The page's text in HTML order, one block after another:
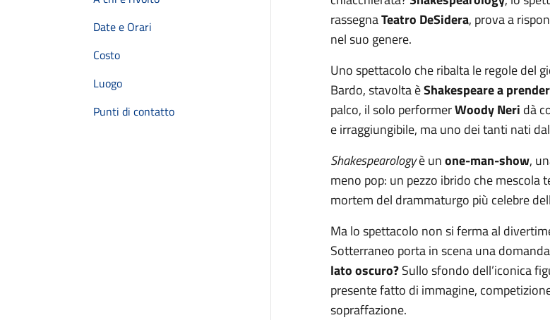
Date e Orari
Costo
Luogo
Punti di contatto
rassegnaTeatro DeSidera, prova a
nel suo genere.
Uno spettacolo che ribalta le regole del
Bardo, stavolta èShakespeare a
palco, il solo performerWoody Neri dà
e irraggiungibile, ma uno dei tanti nati
Shakespearologyè unone-man-show,
meno pop: un pezzo ibrido che
mortem del drammaturgo più celebre
Ma lo spettacolo non si ferma al
Sotterraneo porta in scena una
lato oscuro?Sullo sfondo dell’iconica
presente fatto di immagine,
sopraffazione.